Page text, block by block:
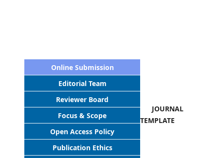
Online Submission
Editorial Team
Reviewer Board
Focus & Scope
Open Access Policy
Publication Ethics
JOURNAL
TEMPLATE